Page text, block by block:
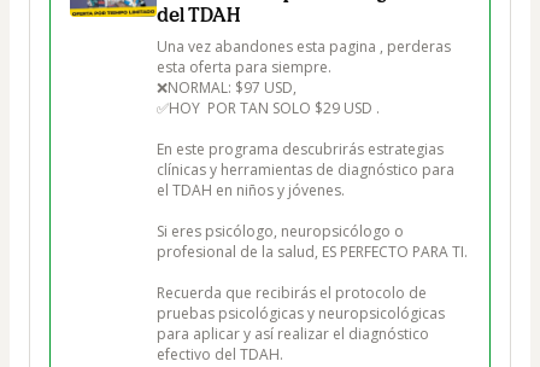
del TDAH
Una vez abandones esta pagina , perderas
esta oferta para siempre.
❌NORMAL: $97 USD,
✅HOY  POR TAN SOLO $29 USD .
En este programa descubrirás estrategias
clínicas y herramientas de diagnóstico para
el TDAH en niños y jóvenes.
Si eres psicólogo, neuropsicólogo o
profesional de la salud, ES PERFECTO PARA TI.
Recuerda que recibirás el protocolo de
pruebas psicológicas y neuropsicológicas
para aplicar y así realizar el diagnóstico
efectivo del TDAH.